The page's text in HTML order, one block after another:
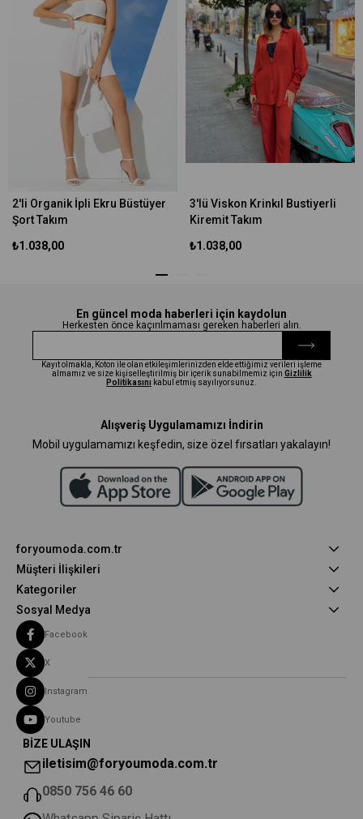
2'li Organik İpli Ekru Büstüyer
Şort Takım
₺1.038,00
3'lü Viskon Krinkıl Bustiyerli
Kiremit Takım
₺1.038,00
En güncel moda haberleri için kaydolun
Herkesten önce kaçırılmaması gereken haberleri alın.
Kayıt olmakla, Koton ile olan etkileşimlerinizden elde ettiğimiz verileri işleme
almamız ve size kişiselleştirilmiş bir içerik sunabilmemiz için Gizlilik
Politikasını kabul etmiş sayılıyorsunuz.
Alışveriş Uygulamamızı İndirin
Mobil uygulamamızı keşfedin, size özel fırsatları yakalayın!
foryoumoda.com.tr
Müşteri İlişkileri
Kategoriler
Sosyal Medya
Facebook
X
Instagram
Youtube
BİZE ULAŞIN
iletisim@foryoumoda.com.tr
0850 756 46 60